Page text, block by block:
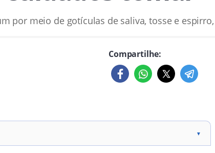
por meio de gotículas de saliva, tosse e
Compartilhe:
▼